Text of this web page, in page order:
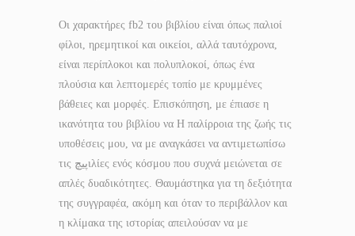
Οι χαρακτήρες fb2 του βιβλίου είναι όπως παλιοί
φίλοι, ηρεμητικοί και οικείοι, αλλά ταυτόχρονα,
είναι περίπλοκοι και πολυπλοκοί, όπως ένα
πλούσια και λεπτομερές τοπίο με κρυμμένες
βάθειες και μορφές. Επισκόπηση, με έπιασε η
ικανότητα του βιβλίου να Η παλίρροια της ζωής τις
υποθέσεις μου, να με αναγκάσει να αντιμετωπίσω
τις پیچιλίες ενός κόσμου που συχνά μειώνεται σε
απλές δυαδικότητες. Θαυμάστηκα για τη δεξιότητα
της συγγραφέα, ακόμη και όταν το περιβάλλον και
η κλίμακα της ιστορίας απειλούσαν να με